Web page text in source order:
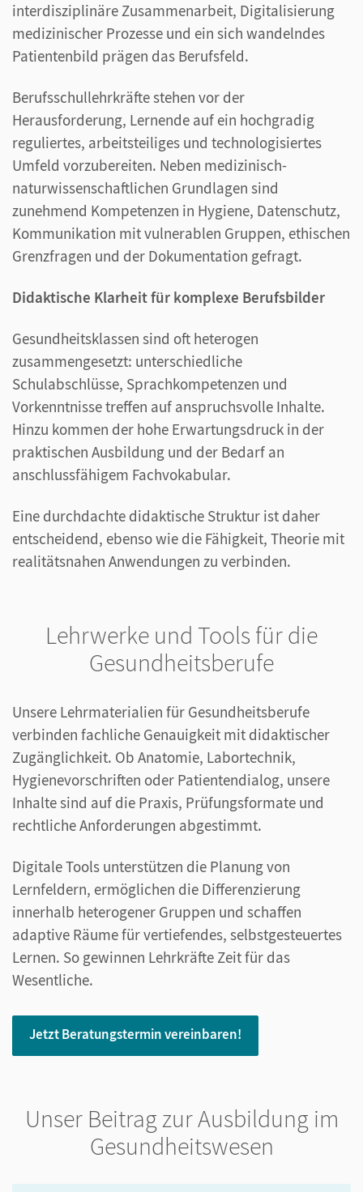
interdisziplinäre Zusammenarbeit, Digitalisierung
medizinischer Prozesse und ein sich wandelndes
Patientenbild prägen das Berufsfeld.
Berufsschullehrkräfte stehen vor der
Herausforderung, Lernende auf ein hochgradig
reguliertes, arbeitsteiliges und technologisiertes
Umfeld vorzubereiten. Neben medizinisch-
naturwissenschaftlichen Grundlagen sind
zunehmend Kompetenzen in Hygiene, Datenschutz,
Kommunikation mit vulnerablen Gruppen, ethischen
Grenzfragen und der Dokumentation gefragt.
Didaktische Klarheit für komplexe Berufsbilder
Gesundheitsklassen sind oft heterogen
zusammengesetzt: unterschiedliche
Schulabschlüsse, Sprachkompetenzen und
Vorkenntnisse treffen auf anspruchsvolle Inhalte.
Hinzu kommen der hohe Erwartungsdruck in der
praktischen Ausbildung und der Bedarf an
anschlussfähigem Fachvokabular.
Eine durchdachte didaktische Struktur ist daher
entscheidend, ebenso wie die Fähigkeit, Theorie mit
realitätsnahen Anwendungen zu verbinden.
Lehrwerke und Tools für die
Gesundheitsberufe
Unsere Lehrmaterialien für Gesundheitsberufe
verbinden fachliche Genauigkeit mit didaktischer
Zugänglichkeit. Ob Anatomie, Labortechnik,
Hygienevorschriften oder Patientendialog, unsere
Inhalte sind auf die Praxis, Prüfungsformate und
rechtliche Anforderungen abgestimmt.
Digitale Tools unterstützen die Planung von
Lernfeldern, ermöglichen die Differenzierung
innerhalb heterogener Gruppen und schaffen
adaptive Räume für vertiefendes, selbstgesteuertes
Lernen. So gewinnen Lehrkräfte Zeit für das
Wesentliche.
Jetzt Beratungstermin vereinbaren!
Unser Beitrag zur Ausbildung im
Gesundheitswesen